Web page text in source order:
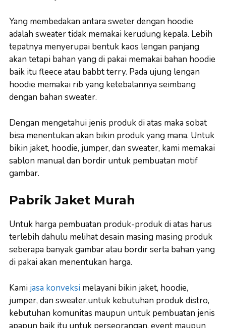
Yang membedakan antara sweter dengan hoodie
adalah sweater tidak memakai kerudung kepala. Lebih
tepatnya menyerupai bentuk kaos lengan panjang
akan tetapi bahan yang di pakai memakai bahan hoodie
baik itu fleece atau babbt terry. Pada ujung lengan
hoodie memakai rib yang ketebalannya seimbang
dengan bahan sweater.
Dengan mengetahui jenis produk di atas maka sobat
bisa menentukan akan bikin produk yang mana. Untuk
bikin jaket, hoodie, jumper, dan sweater, kami memakai
sablon manual dan bordir untuk pembuatan motif
gambar.
Pabrik Jaket Murah
Untuk harga pembuatan produk-produk di atas harus
terlebih dahulu melihat desain masing masing produk
seberapa banyak gambar atau bordir serta bahan yang
di pakai akan menentukan harga.
Kami jasa konveksi melayani bikin jaket, hoodie,
jumper, dan sweater,untuk kebutuhan produk distro,
kebutuhan komunitas maupun untuk pembuatan jenis
apapun baik itu untuk perseorangan, event maupun